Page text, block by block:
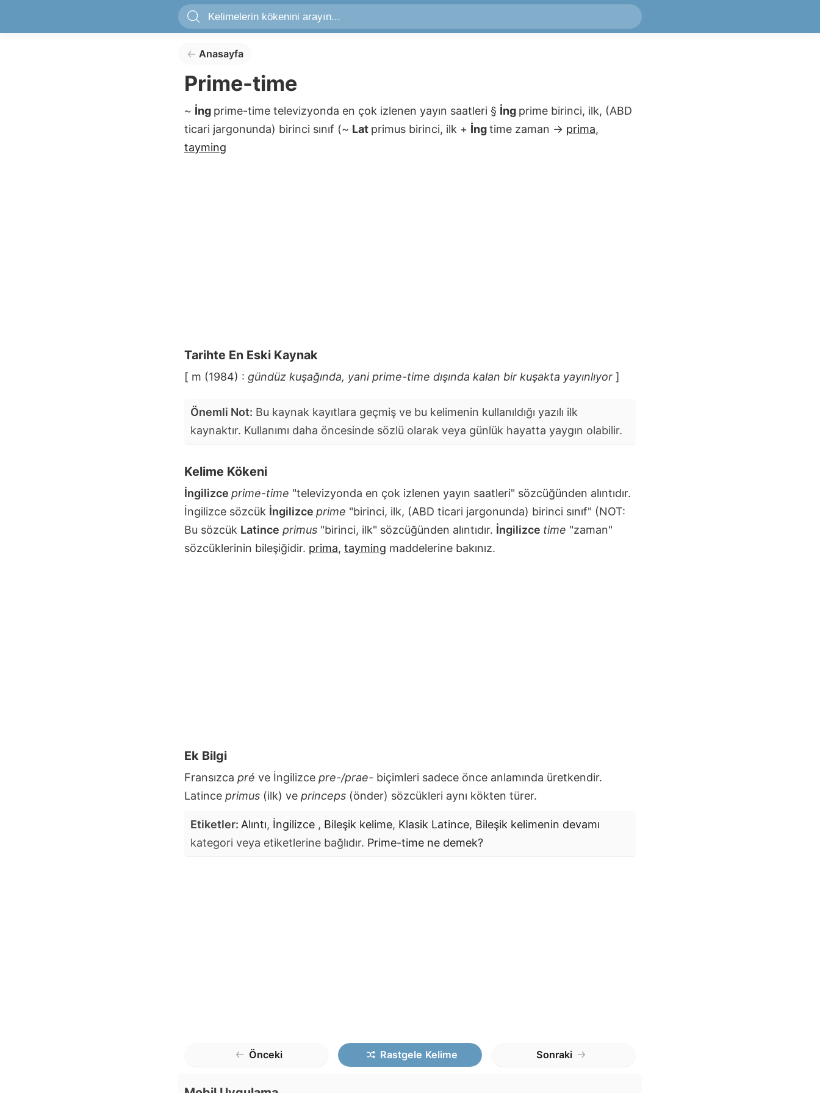
Anasayfa
Prime-time
~ İng prime-time televizyonda en çok izlenen yayın saatleri § İng prime birinci, ilk, (ABD
ticari jargonunda) birinci sınıf (~ Lat primus birinci, ilk + İngtime zaman → prima,
tayming
Tarihte En Eski Kaynak
[ m (1984) : gündüz kuşağında, yani prime-time dışında kalan bir kuşakta yayınlıyor ]
Önemli Not: Bu kaynak kayıtlara geçmiş ve bu kelimenin kullanıldığı yazılı ilk
kaynaktır. Kullanımı daha öncesinde sözlü olarak veya günlük hayatta yaygın olabilir.
Kelime Kökeni
İngilizce prime-time "televizyonda en çok izlenen yayın saatleri" sözcüğünden alıntıdır.
İngilizce sözcük İngilizce prime "birinci, ilk, (ABD ticari jargonunda) birinci sınıf" (NOT:
Bu sözcük Latince primus "birinci, ilk" sözcüğünden alıntıdır. İngilizce time "zaman"
sözcüklerinin bileşiğidir. prima, tayming maddelerine bakınız.
Ek Bilgi
Fransızca pré ve İngilizce pre-/prae- biçimleri sadece önce anlamında üretkendir.
Latince primus (ilk) ve princeps (önder) sözcükleri aynı kökten türer.
Etiketler: Alıntı, İngilizce , Bileşik kelime, Klasik Latince, Bileşik kelimenin devamı
kategori veya etiketlerine bağlıdır. Prime-time ne demek?
Önceki Rastgele Kelime Sonraki